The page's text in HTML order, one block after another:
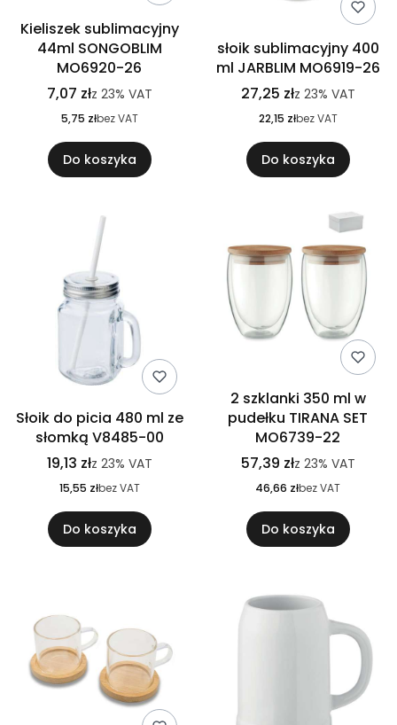
Kieliszek sublimacyjny
44ml SONGOBLIM
MO6920-26
7,07 złz 23% VAT
5,75 złbez VAT
Do koszyka
słoik sublimacyjny 400
ml JARBLIM MO6919-26
27,25 złz 23% VAT
22,15 złbez VAT
Do koszyka
Słoik do picia 480 ml ze
słomką V8485-00
19,13 złz 23% VAT
15,55 złbez VAT
Do koszyka
2 szklanki 350 ml w
pudełku TIRANA SET
MO6739-22
57,39 złz 23% VAT
46,66 złbez VAT
Do koszyka